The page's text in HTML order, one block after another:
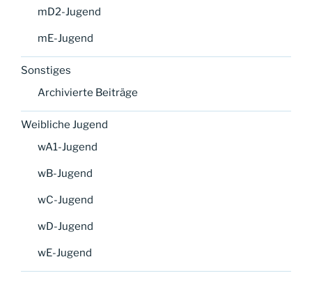
mD2-Jugend
mE-Jugend
Sonstiges
Archivierte Beiträge
Weibliche Jugend
wA1-Jugend
wB-Jugend
wC-Jugend
wD-Jugend
wE-Jugend